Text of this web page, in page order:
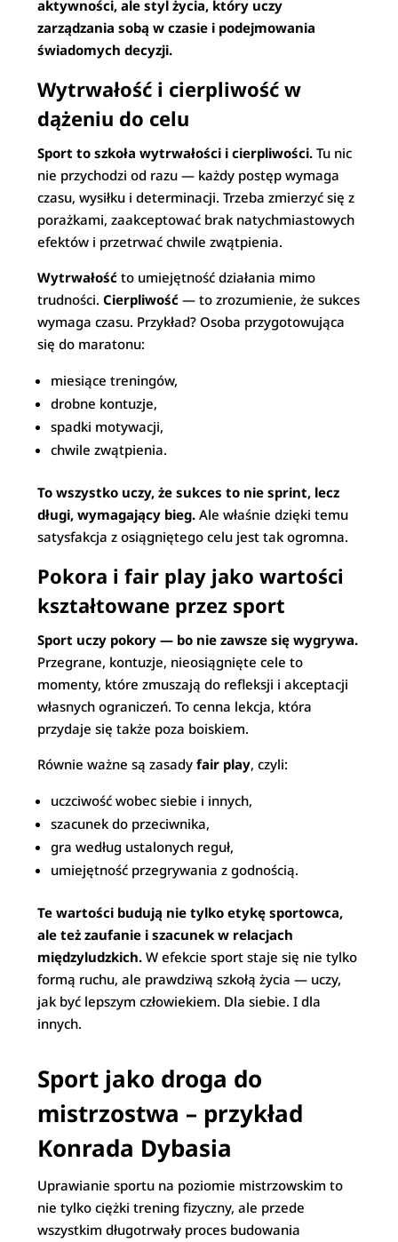
aktywności, ale styl życia, który uczy
zarządzania sobą w czasie i podejmowania
świadomych decyzji.
Wytrwałość i cierpliwość w
dążeniu do celu
Sport to szkoła wytrwałości i cierpliwości. Tu nic
nie przychodzi od razu — każdy postęp wymaga
czasu, wysiłku i determinacji. Trzeba zmierzyć się z
porażkami, zaakceptować brak natychmiastowych
efektów i przetrwać chwile zwątpienia.
Wytrwałość to umiejętność działania mimo
trudności.Cierpliwość — to zrozumienie, że sukces
wymaga czasu. Przykład? Osoba przygotowująca
się do maratonu:
miesiące treningów,
drobne kontuzje,
spadki motywacji,
chwile zwątpienia.
To wszystko uczy, że sukces to nie sprint, lecz
długi, wymagający bieg. Ale właśnie dzięki temu
satysfakcja z osiągniętego celu jest tak ogromna.
Pokora i fair play jako wartości
kształtowane przez sport
Sport uczy pokory — bo nie zawsze się wygrywa.
Przegrane, kontuzje, nieosiągnięte cele to
momenty, które zmuszają do refleksji i akceptacji
własnych ograniczeń. To cenna lekcja, która
przydaje się także poza boiskiem.
Równie ważne są zasadyfair play, czyli:
uczciwość wobec siebie i innych,
szacunek do przeciwnika,
gra według ustalonych reguł,
umiejętność przegrywania z godnością.
Te wartości budują nie tylko etykę sportowca,
ale też zaufanie i szacunek w relacjach
międzyludzkich. W efekcie sport staje się nie tylko
formą ruchu, ale prawdziwą szkołą życia — uczy,
jak być lepszym człowiekiem. Dla siebie. I dla
innych.
Sport jako droga do
mistrzostwa – przykład
Konrada Dybasia
Uprawianie sportu na poziomie mistrzowskim to
nie tylko ciężki trening fizyczny, ale przede
wszystkim długotrwały proces budowania